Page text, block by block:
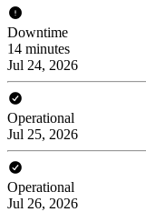
Downtime
14 minutes
Jul 24, 2026
Operational
Jul 25, 2026
Operational
Jul 26, 2026